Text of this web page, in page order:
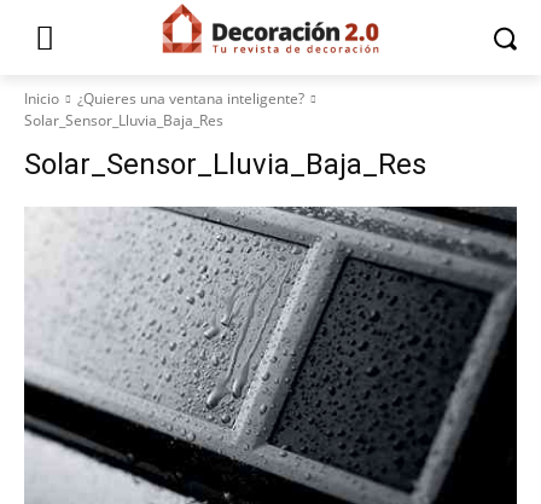
Inicio
¿Quieres una ventana inteligente?
Solar_Sensor_Lluvia_Baja_Res
Solar_Sensor_Lluvia_Baja_Res